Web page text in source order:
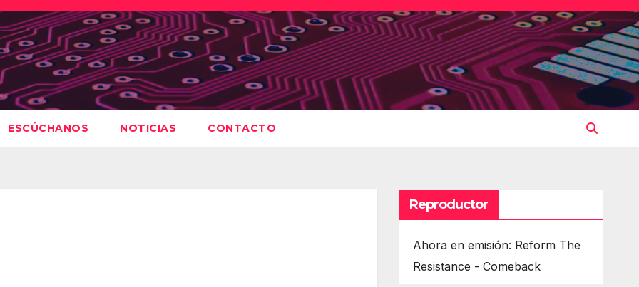
ESCÚCHANOS NOTICIAS CONTACTO
Reproductor
Ahora en emisión: Reform The
Resistance - Comeback